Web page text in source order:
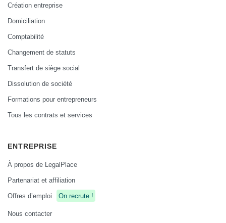
Création entreprise
Domiciliation
Comptabilité
Changement de statuts
Transfert de siège social
Dissolution de société
Formations pour entrepreneurs
Tous les contrats et services
ENTREPRISE
À propos de LegalPlace
Partenariat et affiliation
Offres d’emploi
On recrute !
Nous contacter